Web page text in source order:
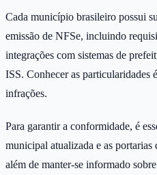
Cada município brasileiro possui
emissão de NFSe, incluindo
integrações com sistemas de
ISS. Conhecer as particularidades
infrações.
Para garantir a conformidade, é
municipal atualizada e as portarias
além de manter-se informado